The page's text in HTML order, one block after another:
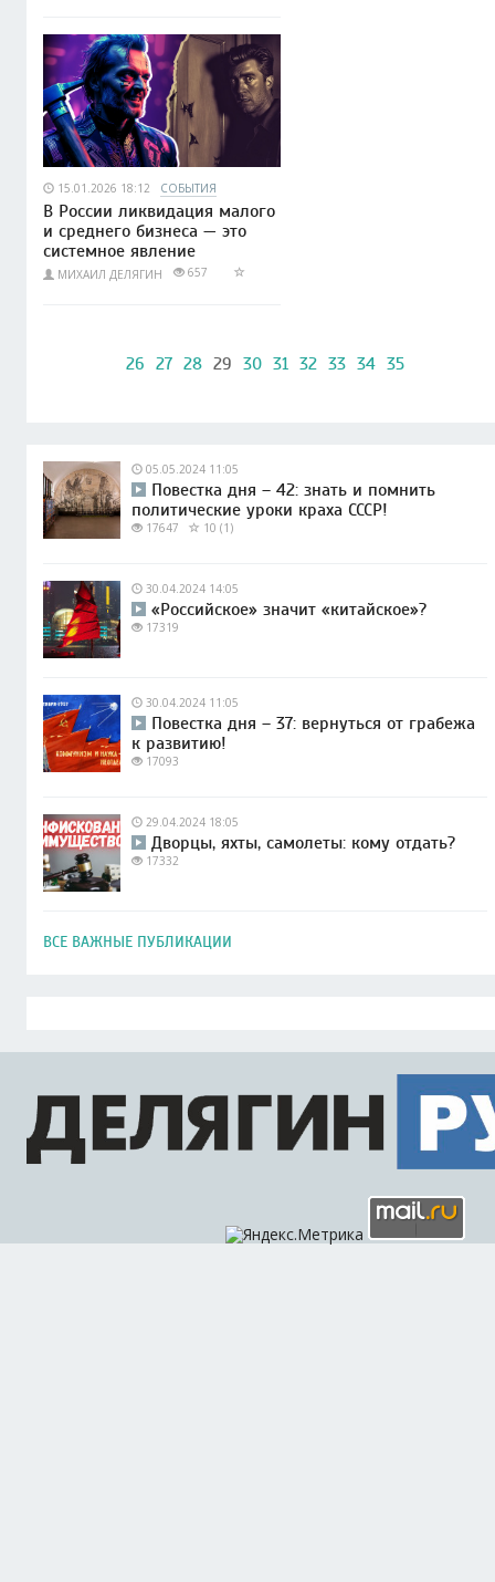
15.01.2026 18:12 СОБЫТИЯ
В России ликвидация малого
и среднего бизнеса — это
системное явление
МИХАИЛ ДЕЛЯГИН 657
26 27 28 29 30 31 32 33 34 35
05.05.2024 11:05
Повестка дня – 42: знать и помнить
политические уроки краха СССР!
17647 10 (1)
30.04.2024 14:05
«Российское» значит «китайское»?
17319
30.04.2024 11:05
Повестка дня – 37: вернуться от грабежа
к развитию!
17093
29.04.2024 18:05
Дворцы, яхты, самолеты: кому отдать?
17332
ВСЕ ВАЖНЫЕ ПУБЛИКАЦИИ